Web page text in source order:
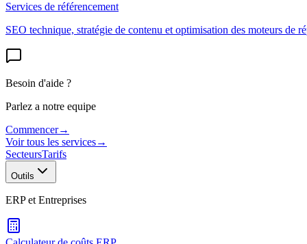
Services de référencement
SEO technique, stratégie de contenu et optimisation des moteurs de
Besoin d'aide ?
Parlez a notre equipe
Commencer→
Voir tous les services→
SecteursTarifs
Outils
ERP et Entreprises